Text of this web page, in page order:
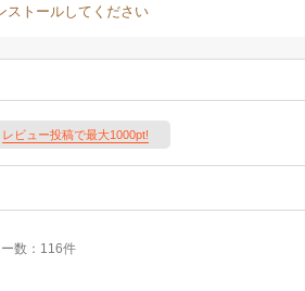
ストールしてください
レビュー投稿で最大1000pt!
数：116件